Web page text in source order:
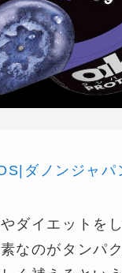
ダノンジャパ
ダイエットを
なのがタンパ